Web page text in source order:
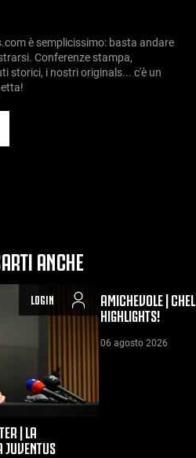
è semplicissimo: basta andare
Conferenze stampa,
storici, i nostri originals... c'è un
ANCHE
LOGIN
| LA
JUVENTUS
AMICHEVOLE |
HIGHLIGHTS!
06 agosto 2026